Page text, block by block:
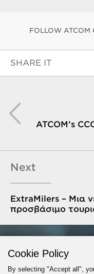
FOLLOW ATCOM
SHARE IT
ATCOM’s
Next
ExtraMilers – Μια
προσβάσιμο
GET
Cookie Policy
By selecting "Accept all",